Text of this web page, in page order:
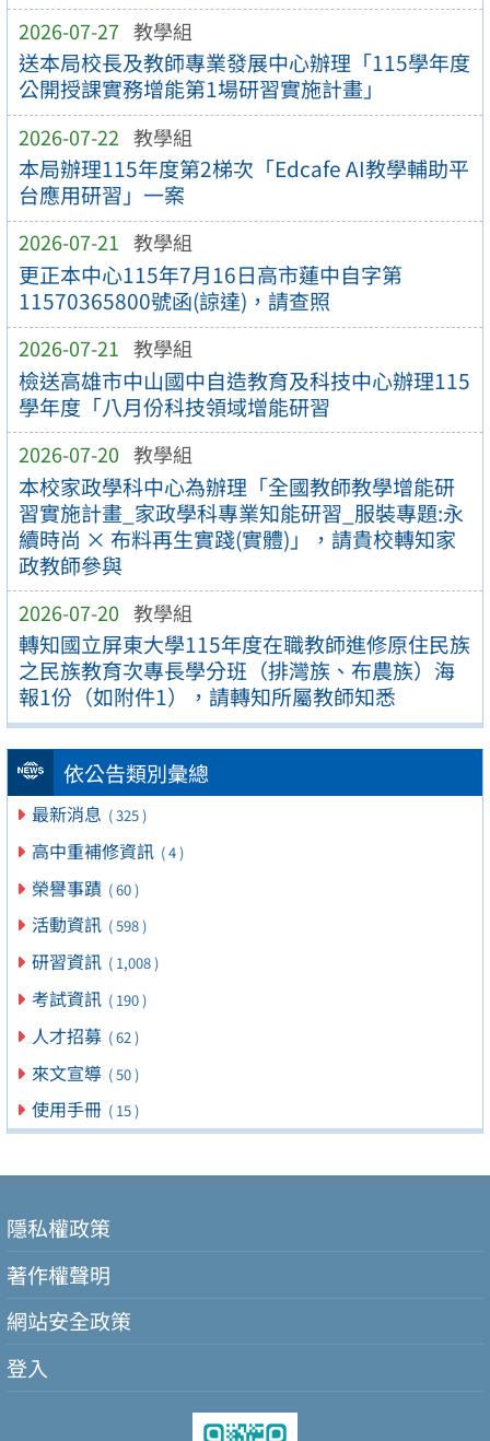
2026-07-27 教學組
送本局校長及教師專業發展中心辦理「115學年度
公開授課實務增能第1場研習實施計畫」
2026-07-22 教學組
本局辦理115年度第2梯次「Edcafe AI教學輔助平
台應用研習」一案
2026-07-21 教學組
更正本中心115年7月16日高市蓮中自字第
11570365800號函(諒達)，請查照
2026-07-21 教學組
檢送高雄市中山國中自造教育及科技中心辦理115
學年度「八月份科技領域增能研習
2026-07-20 教學組
本校家政學科中心為辦理「全國教師教學增能研
習實施計畫_家政學科專業知能研習_服裝專題:永
續時尚 × 布料再生實踐(實體)」，請貴校轉知家
政教師參與
2026-07-20 教學組
轉知國立屏東大學115年度在職教師進修原住民族
之民族教育次專長學分班（排灣族、布農族）海
報1份（如附件1），請轉知所屬教師知悉
依公告類別彙總
最新消息 ( 325 )
高中重補修資訊 ( 4 )
榮譽事蹟 ( 60 )
活動資訊 ( 598 )
研習資訊 ( 1,008 )
考試資訊 ( 190 )
人才招募 ( 62 )
來文宣導 ( 50 )
使用手冊 ( 15 )
隱私權政策
著作權聲明
網站安全政策
登入